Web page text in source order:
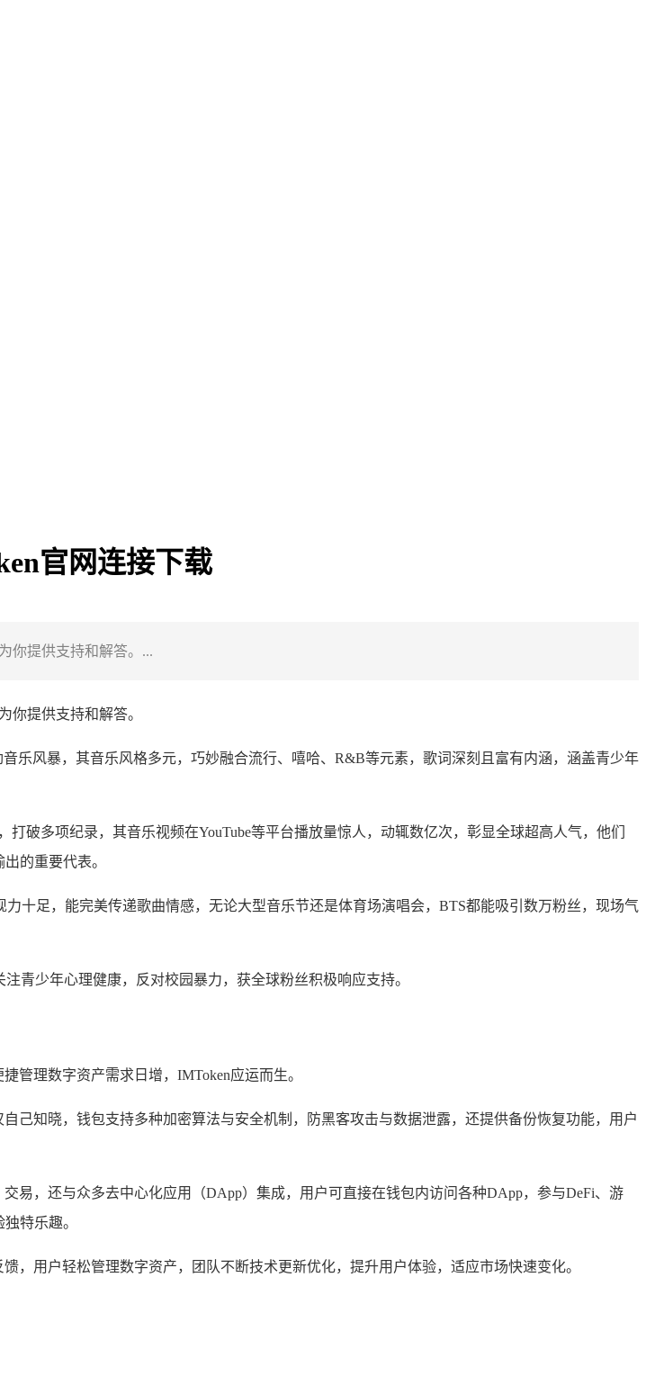
官网连接下载
你提供支持和解答。...
你提供支持和解答。
乐风暴，其音乐风格多元，巧妙融合流行、嘻哈、R&B等元素，歌词深刻且富有内涵，涵盖青少年
破多项纪录，其音乐视频在YouTube等平台播放量惊人，动辄数亿次，彰显全球超高人气，他们
的重要代表。
十足，能完美传递歌曲情感，无论大型音乐节还是体育场演唱会，BTS都能吸引数万粉丝，现场气
青少年心理健康，反对校园暴力，获全球粉丝积极响应支持。
管理数字资产需求日增，IMToken应运而生。
己知晓，钱包支持多种加密算法与安全机制，防黑客攻击与数据泄露，还提供备份恢复功能，用户
易，还与众多去中心化应用（DApp）集成，用户可直接在钱包内访问各种DApp，参与DeFi、游
特乐趣。
，用户轻松管理数字资产，团队不断技术更新优化，提升用户体验，适应市场快速变化。